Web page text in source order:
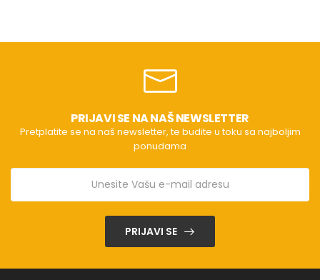
PRIJAVI SE NA NAŠ NEWSLETTER
Pretplatite se na naš newsletter, te budite u toku sa najboljim
ponudama
PRIJAVI SE